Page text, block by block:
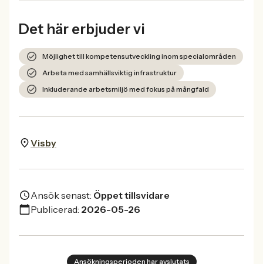
Det här erbjuder vi
Möjlighet till kompetensutveckling inom specialområden
Arbeta med samhällsviktig infrastruktur
Inkluderande arbetsmiljö med fokus på mångfald
Visby
Ansök senast: Öppet tillsvidare
Publicerad: 2026-05-26
Ansökningsperioden har avslutats